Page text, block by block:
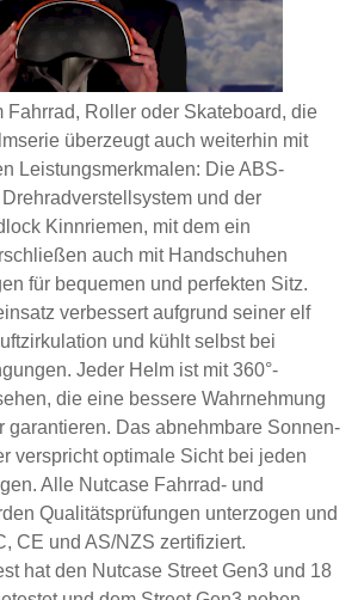
Fahrrad, Roller oder Skateboard, die
überzeugt auch weiterhin mit
Leistungsmerkmalen: Die ABS-
und der
Kinnriemen, mit dem ein
auch mit Handschuhen
für bequemen und perfekten Sitz.
verbessert aufgrund seiner elf
und kühlt selbst bei
Jeder Helm ist mit 360°-
die eine bessere Wahrnehmung
garantieren. Das abnehmbare Sonnen-
verspricht optimale Sicht bei jeden
Alle Nutcase Fahrrad- und
Qualitätsprüfungen unterzogen und
CE und AS/NZS zertifiziert.
hat den Nutcase Street Gen3 und 18